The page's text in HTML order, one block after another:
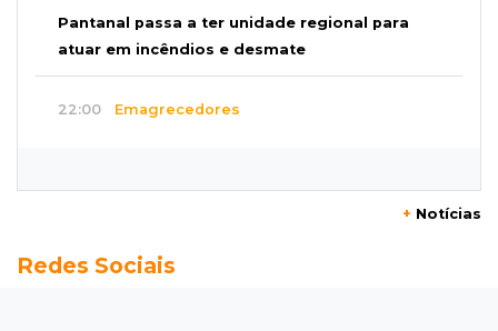
Pantanal passa a ter unidade regional para
atuar em incêndios e desmate
22:00 Emagrecedores
Granizo danifica telhados e plantações
+ Notícias
Redes Sociais